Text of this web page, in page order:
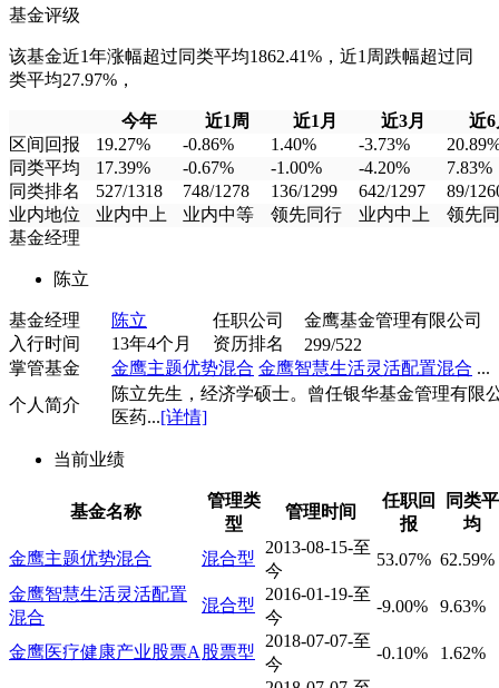
基金评级
该基金近1年涨幅超过同类平均1862.41%，近1周跌幅超过同
类平均27.97%，
今年 近1周 近1月 近3月
近6
区间回报
19.27% -0.86% 1.40% -3.73%
同类平均
17.39% -0.67% -1.00% -4.20%
7.83%
同类排名
527/1318 748/1278 136/1299 642/1297
89/
业内地位
业内中上 业内中等 领先同行 业内中上
领先
基金经理
陈立
基金经理 陈立 任职公司
金鹰基金管理有限公司
入行时间
13年4个月 资历排名
299/522
掌管基金
金鹰主题优势混合 金鹰智慧生活灵活配置混合 ...
个人简介
陈立先生，经济学硕士。曾任银华基金管理有限
医药...[详情]
当前业绩
基金名称
管理类
型
管理时间
任职回
报
同类平
均
金鹰主题优势混合
混合型
2013-08-15-至
今
53.07% 62.59%
金鹰智慧生活灵活配置
混合
混合型
2016-01-19-至
今
-9.00% 9.63%
金鹰医疗健康产业股票A 股票型
2018-07-07-至
今
-0.10% 1.62%